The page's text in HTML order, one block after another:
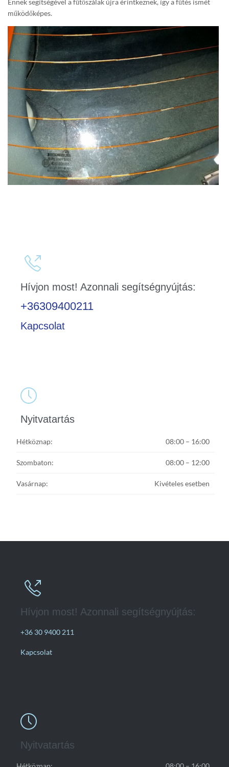
Ennek segítségével a fűtőszálak újra érintkeznek, így a fűtés ismét
működőképes.

Hívjon most! Azonnali segítségnyújtás:
+36309400211
Kapcsolat

Nyitvatartás
Hétköznap: 08:00 – 16:00
Szombaton: 08:00 – 12:00
Vasárnap: Kivételes esetben

Hívjon most! Azonnali segítségnyújtás:
+36 30 9400 211
Kapcsolat

Nyitvatartás